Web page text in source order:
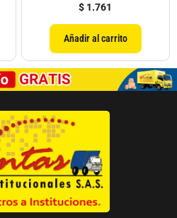
$ 1.761
Añadir al carrito